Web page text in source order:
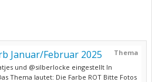
Thema
Januar/Februar 2025
und @silberlocke eingestellt In
Thema lautet: Die Farbe ROT Bitte Fotos